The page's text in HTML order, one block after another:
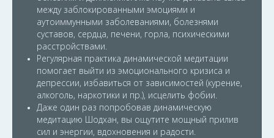
между заблокированными эмоциями и
аутоиммунными заболеваниями, болезнями
суставов, сердца, печени, горла, психическими
расстройствами.
Регулярная практика динамической медитации
помогает выйти из эмоционального кризиса и
депрессии, избавиться от зависимостей (курение,
алкоголь, наркотики и пр.), исцелить фобии.
Даже один раз попробовав динамическую
медитацию Шодхан, вы ощутите мощный прилив
сил и энергии, вдохновения и радости.